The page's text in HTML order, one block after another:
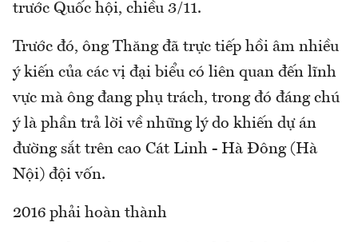
trước Quốc hội, chiều 3/11.
Trước đó, ông Thăng đã trực tiếp hồi âm nhiều
ý kiến của các vị đại biểu có liên quan đến lĩnh
vực mà ông đang phụ trách, trong đó đáng chú
ý là phần trả lời về những lý do khiến dự án
đường sắt trên cao Cát Linh - Hà Đông (Hà
Nội) đội vốn.
2016 phải hoàn thành